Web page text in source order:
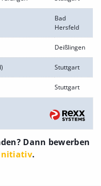
Bad
Hersfeld
Deißlingen
Stuttgart
Stuttgart
Dann bewerben
.